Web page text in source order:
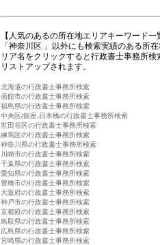
【人気のあるの所在地エリアキーワード一
「神奈川区 」以外にも検索実績のある所
リア名をクリックすると行政書士事務所
リストアップされます。
北海道の行政書士事務所検索
函館市の行政書士事務所検索
福島県の行政書士事務所検索
中央区/銀座,日本橋の行政書士事務所検索
世田谷区の行政書士事務所検索
練馬区の行政書士事務所検索
神奈川県の行政書士事務所検索
川崎市の行政書士事務所検索
千葉県の行政書士事務所検索
愛知県の行政書士事務所検索
豊橋市の行政書士事務所検索
大阪府の行政書士事務所検索
神戸市の行政書士事務所検索
京都府の行政書士事務所検索
鳥取県の行政書士事務所検索
広島県の行政書士事務所検索
宮崎県の行政書士事務所検索